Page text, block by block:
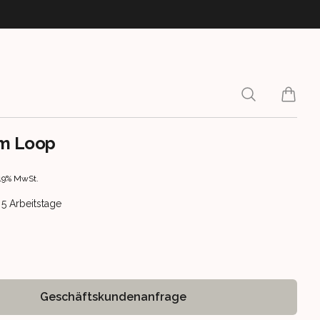
Search
items
Loop
MwSt.
information
5 Arbeitstage
Geschäftskundenanfrage